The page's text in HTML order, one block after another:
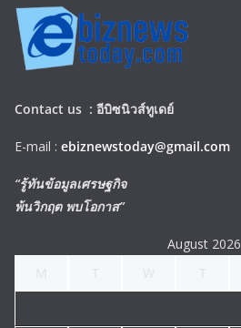
Contact us : อีบิซนิวส์ทูเดย์
E-mail : ebiznewstoday@gmail.com
“รู้ทันข้อมูลเศรษฐกิจ
พ้นวิกฤต พบโอกาส”
August 2026